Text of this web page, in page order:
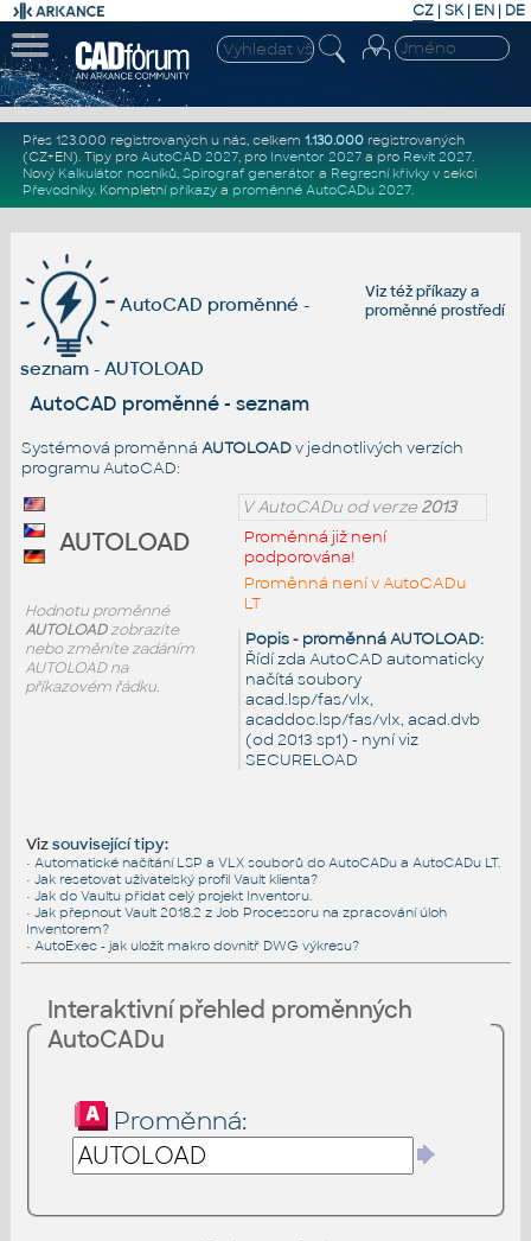
CZ | SK| EN | DE
Přes 123.000 registrovaných u nás, celkem 1.130.000registrovaných
(CZ+EN). Tipy pro AutoCAD 2027, pro Inventor 2027a pro Revit 2027.
Nový Kalkulátor nosníků, Spirograf generátor a Regresní křivkyv sekci
Převodníky. Kompletní příkazya proměnné AutoCADu 2027.
Viz téžpříkazya
proměnné prostředí
AutoCAD proměnné -
seznam - AUTOLOAD
AutoCAD proměnné - seznam
Systémová proměnná AUTOLOADv jednotlivých verzích
programu AutoCAD:
V AutoCADu od verze2013
Proměnná již není
podporována!
Proměnná není v AutoCADu
LT
Popis - proměnná AUTOLOAD:
Řídí zda AutoCAD automaticky
načítá soubory
acad.lsp/fas/vlx,
acaddoc.lsp/fas/vlx, acad.dvb
(od 2013 sp1) - nyní viz
SECURELOAD
AUTOLOAD
Hodnotu proměnné
AUTOLOADzobrazíte
nebo změníte zadáním
AUTOLOAD na
příkazovém řádku.
Vizsouvisející tipy:
• Automatické načítání LSP a VLX souborů do AutoCADu a AutoCADu LT.
• Jak resetovat uživatelský profil Vault klienta?
• Jak do Vaultu přidat celý projekt Inventoru.
• Jak přepnout Vault 2018.2 z Job Processoru na zpracování úloh
Inventorem?
• AutoExec - jak uložit makro dovnitř DWG výkresu?
Interaktivní přehled proměnných
AutoCADu
Proměnná: